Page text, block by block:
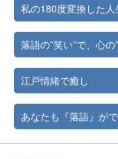
私の180度変換した人
落語の”笑い”で、心の
江戸情緒で癒し
あなたも『落語』がで